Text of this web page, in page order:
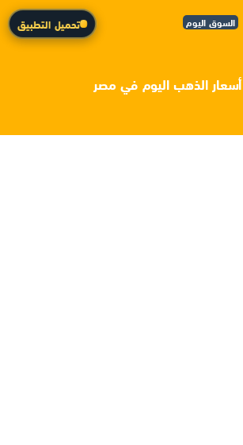
السوق اليوم تحميل التطبيق
أسعار الذهب اليوم في مصر